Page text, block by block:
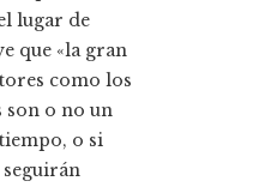
lugar de
que «la gran
como los
son o no un
o si